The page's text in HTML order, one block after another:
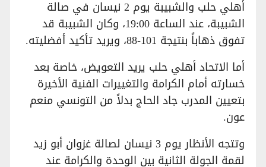
أهلي حلب والشبيبة يوم 2 نيسان في صالة
الشبيبة، عند الساعة 19:00، وكان الشبيبة قد
تفوق ذهاباً بنتيجة 101-88، ويريد تأكيد أفضليته.
أما الاتحاد أهلي حلب يريد التعويض، خاصة بعد
خسارته أمام الكرامة والتغييرات الفنية الأخيرة
بتعيين المدرب جاد الحاج بدلاً من التونسي منعم
عون.
وتتجه الأنظار يوم 3 نيسان لصالة غزوان أبو زيد
لقمة الجولة الثانية بين الوحدة والكرامة عند